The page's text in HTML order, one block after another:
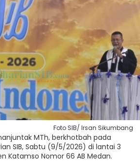
Foto SIB/ Irsan Sikumbang
MTh, berkhotbah pada
SIB, Sabtu (9/5/2026) di lantai 3
Katamso Nomor 66 AB Medan.